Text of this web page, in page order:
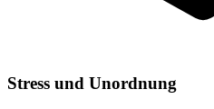
Stress und Unordnung